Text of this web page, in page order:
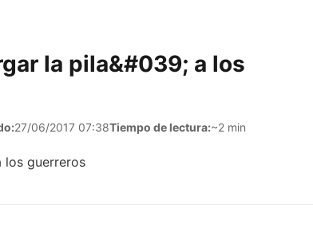
la pila&#039; a los
27/06/2017 07:38Tiempo de lectura:~2 min